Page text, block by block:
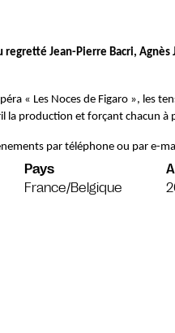
Jean-Pierre Bacri, Agnès
« Les Noces de Figaro », les
la production et forçant chacun
par téléphone ou par e-
Pays
France/Belgique